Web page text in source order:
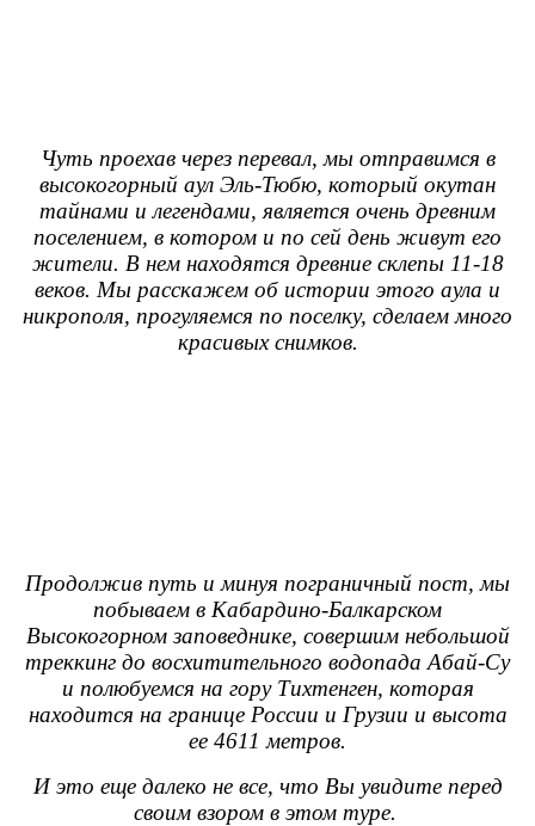
Чуть проехав через перевал, мы отправимся в
высокогорный аул Эль-Тюбю, который окутан
тайнами и легендами, является очень древним
поселением, в котором и по сей день живут его
жители. В нем находятся древние склепы 11-18
веков. Мы расскажем об истории этого аула и
никрополя, прогуляемся по поселку, сделаем много
красивых снимков.
Продолжив путь и минуя пограничный пост, мы
побываем в Кабардино-Балкарском
Высокогорном заповеднике, совершим небольшой
треккинг до восхитительного водопада Абай-Су
и полюбуемся на гору Тихтенген, которая
находится на границе России и Грузии и высота
ее 4611 метров.
И это еще далеко не все, что Вы увидите перед
своим взором в этом туре.